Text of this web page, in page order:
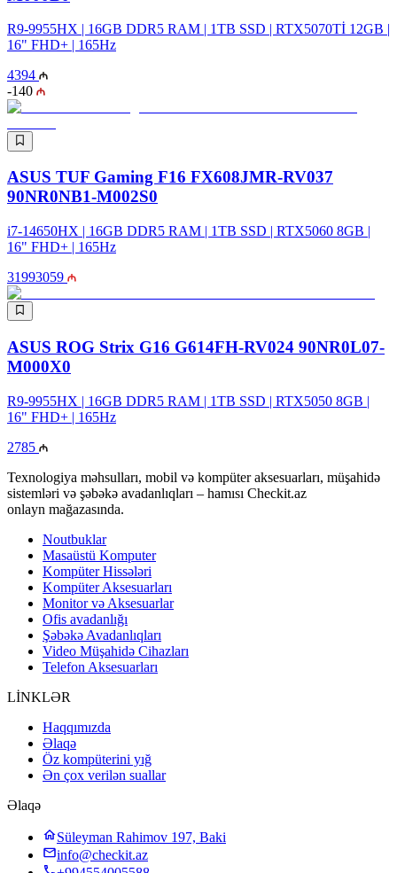
R9-9955HX | 16GB DDR5 RAM | 1TB SSD | RTX5070Tİ 12GB |
16" FHD+ | 165Hz
4394
-140
ASUS TUF Gaming F16 FX608JMR-RV037
90NR0NB1-M002S0
i7-14650HX | 16GB DDR5 RAM | 1TB SSD | RTX5060 8GB |
16" FHD+ | 165Hz
31993059
ASUS ROG Strix G16 G614FH-RV024 90NR0L07-
M000X0
R9-9955HX | 16GB DDR5 RAM | 1TB SSD | RTX5050 8GB |
16" FHD+ | 165Hz
2785
Texnologiya məhsulları, mobil və kompüter aksesuarları, müşahidə
sistemləri və şəbəkə avadanlıqları – hamısı Checkit.az
onlayn mağazasında.
Noutbuklar
Masaüstü Komputer
Kompüter Hissələri
Kompüter Aksesuarları
Monitor və Aksesuarlar
Ofis avadanlığı
Şəbəkə Avadanlıqları
Video Müşahidə Cihazları
Telefon Aksesuarları
LİNKLƏR
Haqqımızda
Əlaqə
Öz kompüterini yığ
Ən çox verilən suallar
Əlaqə
Süleyman Rahimov 197, Baki
info@checkit.az